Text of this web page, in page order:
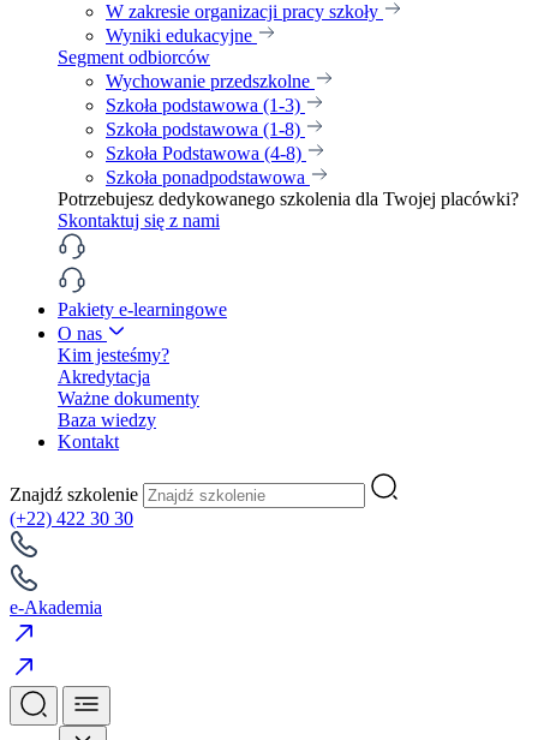
W zakresie organizacji pracy szkoły
Wyniki edukacyjne
Segment odbiorców
Wychowanie przedszkolne
Szkoła podstawowa (1-3)
Szkoła podstawowa (1-8)
Szkoła Podstawowa (4-8)
Szkoła ponadpodstawowa
Potrzebujesz dedykowanego szkolenia dla Twojej placówki?
Skontaktuj się z nami
Pakiety e-learningowe
O nas
Kim jesteśmy?
Akredytacja
Ważne dokumenty
Baza wiedzy
Kontakt
Znajdź szkolenie
(+22) 422 30 30
e-Akademia